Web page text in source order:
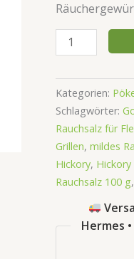
Kategorien:
Schlagwörter:
Rauchsalz für
Grillen, mildes
Hickory, Hickory
Rauchsalz 100 g,
Hermes •